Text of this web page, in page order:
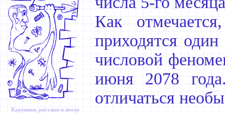
Картинки, рисунки и юмор
Как
приходятся
числовой
июня 2078
отличаться